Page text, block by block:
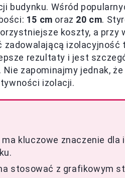
budynku. Wśród
15 cm oraz 20 cm.
koszty, a przy
zadowalającą izolacyjność
rezultaty i jest
zapominajmy jednak, że
izolacji.
kluczowe znaczenie dla
stosować z grafikowym